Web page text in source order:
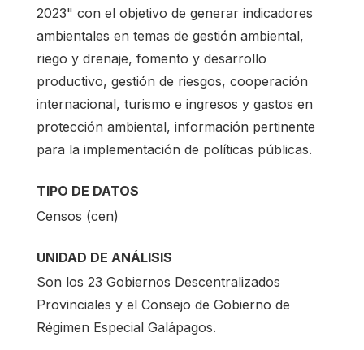
2023" con el objetivo de generar indicadores
ambientales en temas de gestión ambiental,
riego y drenaje, fomento y desarrollo
productivo, gestión de riesgos, cooperación
internacional, turismo e ingresos y gastos en
protección ambiental, información pertinente
para la implementación de políticas públicas.
TIPO DE DATOS
Censos (cen)
UNIDAD DE ANÁLISIS
Son los 23 Gobiernos Descentralizados
Provinciales y el Consejo de Gobierno de
Régimen Especial Galápagos.